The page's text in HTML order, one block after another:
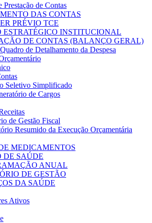
Prestação de Contas
DAS CONTAS
PRÉVIO TCE
ESTRATÉGICO INSTITUCIONAL
DE CONTAS (BALANÇO GERAL)
de Detalhamento da Despesa
Seletivo Simplificado
de Cargos
de Gestão Fiscal
Resumido da Execução Orçamentária
MEDICAMENTOS
DE SAÚDE
ANUAL
DE GESTÃO
DA SAÚDE
Ativos